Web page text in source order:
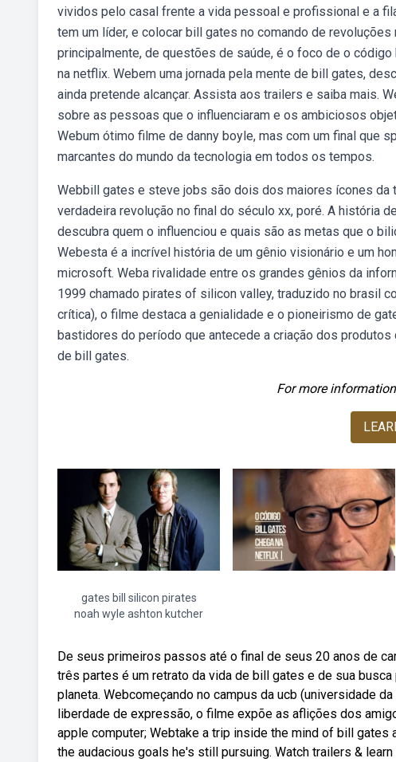
vividos pelo casal frente a vida pessoal e profissional e a
tem um líder, e colocar bill gates no comando de
principalmente, de questões de saúde, é o foco de o
na netflix. Webem uma jornada pela mente de bill gates,
ainda pretende alcançar. Assista aos trailers e saiba mais.
sobre as pessoas que o influenciaram e os ambiciosos
Webum ótimo filme de danny boyle, mas com um final que
marcantes do mundo da tecnologia em todos os tempos.
Webbill gates e steve jobs são dois dos maiores ícones da
verdadeira revolução no final do século xx, poré. A história
descubra quem o influenciou e quais são as metas que o
Webesta é a incrível história de um gênio visionário e um
microsoft. Weba rivalidade entre os grandes gênios da
1999 chamado pirates of silicon valley, traduzido no brasil
crítica), o filme destaca a genialidade e o pioneirismo de
bastidores do período que antecede a criação dos
de bill gates.
For more
gates bill silicon pirates
noah wyle ashton kutcher
De seus primeiros passos até o final de seus 20 anos de
três partes é um retrato da vida de bill gates e de sua
planeta. Webcomeçando no campus da ucb (universidade
liberdade de expressão, o filme expõe as aflições dos
apple computer; Webtake a trip inside the mind of bill
the audacious goals he's still pursuing. Watch trailers & learn